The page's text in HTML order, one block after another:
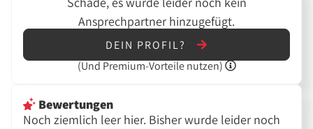
Ansprechpartner hinzugefügt.
DEIN PROFIL?
(Und Premium-Vorteile nutzen)
Bewertungen
Noch ziemlich leer hier. Bisher wurde leider noch